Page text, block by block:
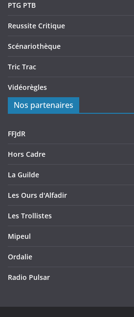
PTG PTB
Reussite Critique
Scénariothèque
Tric Trac
Vidéorègles
Nos partenaires
FFJdR
Hors Cadre
La Guilde
Les Ours d'Alfadir
Les Trollistes
Mipeul
Ordalie
Radio Pulsar